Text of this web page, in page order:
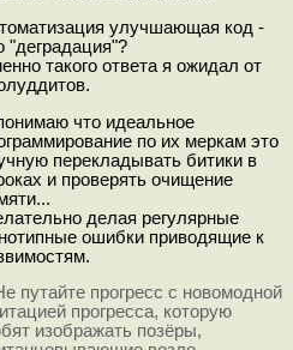
улучшающая код -
"деградация"?
такого ответа я ожидал от
что идеальное
по их меркам это
перекладывать битики в
и проверять очищение
делая регулярные
ошибки приводящие к
путайте прогресс с новомодной
прогресса, которую
изображать позёры,